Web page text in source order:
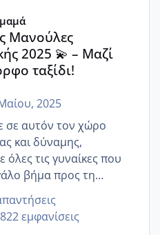
2025 💫 – Μαζί
Μανούλες
2025 💫 – Μαζί
ταξίδι!
2025
σε αυτόν τον χώρο
και δύναμης,
όλες τις γυναίκες που
βήμα προς τη
εξωσωματικής το 2025.
αγωνίες, χαρές,
μικρή ή μεγάλη
εμφανίσεις